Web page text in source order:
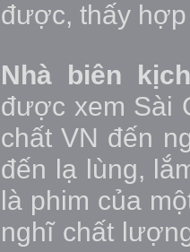
được, thấy
Nhà biên
được xem Sài
chất VN đến
đến lạ lùng,
là phim của
nghĩ chất